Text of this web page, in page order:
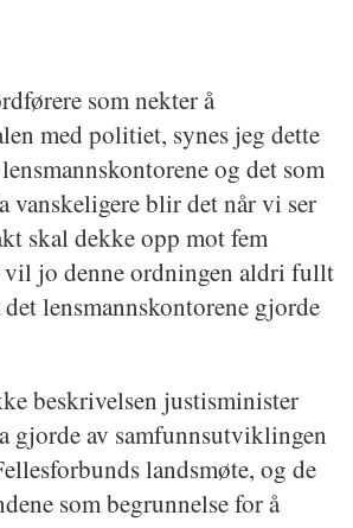
som nekter å
med politiet, synes jeg dette
og det som
vanskeligere blir det når vi ser
skal dekke opp mot fem
jo denne ordningen aldri fullt
lensmannskontorene gjorde
beskrivelsen justisminister
gjorde av samfunnsutviklingen
landsmøte, og de
som begrunnelse for å